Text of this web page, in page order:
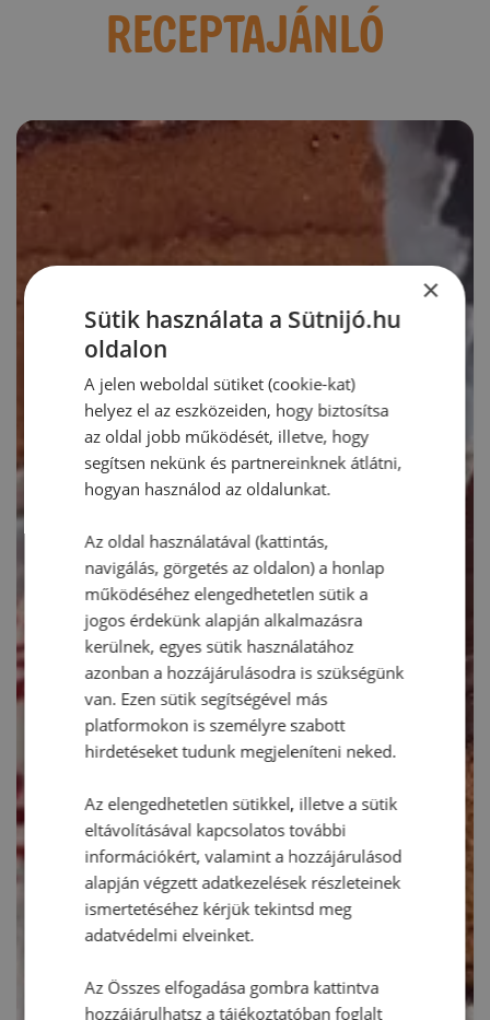
RECEPTAJÁNLÓ
×
Sütik használata a Sütnijó.hu
oldalon
A jelen weboldal sütiket (cookie-kat)
helyez el az eszközeiden, hogy biztosítsa
az oldal jobb működését, illetve, hogy
segítsen nekünk és partnereinknek átlátni,
hogyan használod az oldalunkat.
Az oldal használatával (kattintás,
navigálás, görgetés az oldalon) a honlap
működéséhez elengedhetetlen sütik a
jogos érdekünk alapján alkalmazásra
kerülnek, egyes sütik használatához
azonban a hozzájárulásodra is szükségünk
van. Ezen sütik segítségével más
platformokon is személyre szabott
hirdetéseket tudunk megjeleníteni neked.
Az elengedhetetlen sütikkel, illetve a sütik
eltávolításával kapcsolatos további
információkért, valamint a hozzájárulásod
alapján végzett adatkezelések részleteinek
ismertetéséhez kérjük tekintsd meg
adatvédelmi elveinket.
Az Összes elfogadása gombra kattintva
hozzájárulhatsz a tájékoztatóban foglalt